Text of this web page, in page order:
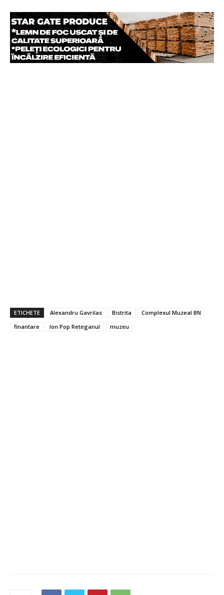
ETICHETE Alexandru Gavrilas Bistrita
Complexul Muzeal BN
finantare
Ion Pop Reteganul muzeu